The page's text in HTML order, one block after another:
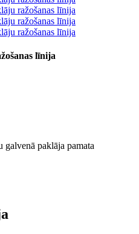
līnija
paklāja pamata